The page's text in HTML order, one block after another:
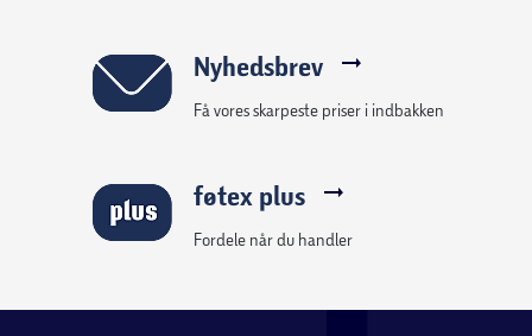
Nyhedsbrev
Få vores skarpeste priser i indbakken
føtex plus
Fordele når du handler